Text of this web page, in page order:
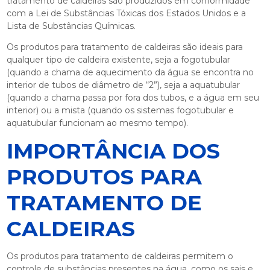
com a Lei de Substâncias Tóxicas dos Estados Unidos e a
Lista de Substâncias Químicas.
Os produtos para tratamento de caldeirassão ideais para
qualquer tipo de caldeira existente, seja a fogotubular
(quando a chama de aquecimento da água se encontra no
interior de tubos de diâmetro de “2”), seja a aquatubular
(quando a chama passa por fora dos tubos, e a água em seu
interior) ou a mista (quando os sistemas fogotubular e
aquatubular funcionam ao mesmo tempo).
IMPORTÂNCIA DOS
PRODUTOS PARA
TRATAMENTO DE
CALDEIRAS
Os produtos para tratamento de caldeiraspermitem o